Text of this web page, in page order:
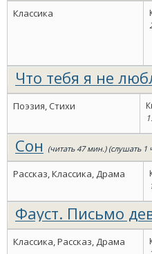
Классика
Что тебя я не
Поэзия, Стихи
Сон (читать 47 мин.) (слушать 1
Рассказ, Классика, Драма
Фауст. Письмо
Классика, Рассказ, Драма